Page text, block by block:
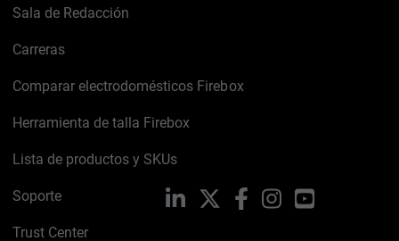
Sala de Redacción
Carreras
Comparar electrodomésticos Firebox
Herramienta de talla Firebox
Lista de productos y SKUs
Soporte
Trust Center
LinkedIn FacebookInstagramYouTube